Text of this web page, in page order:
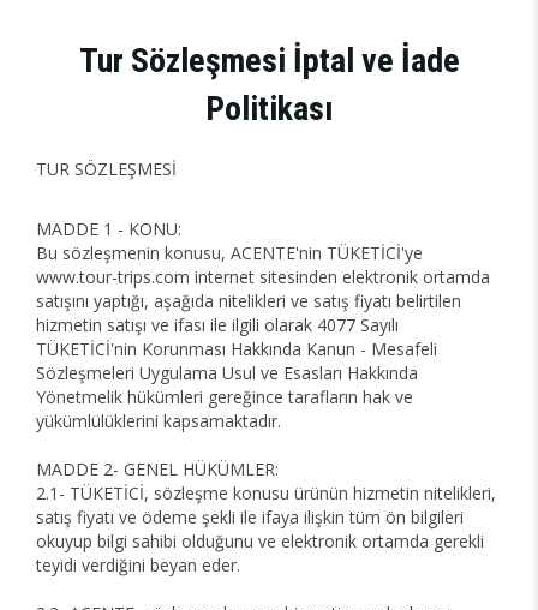
Tur Sözleşmesi İptal ve İade
Politikası
TUR SÖZLEŞMESİ
MADDE 1 - KONU:
Bu sözleşmenin konusu, ACENTE'nin TÜKETİCİ'ye
www.tour-trips.com internet sitesinden elektronik ortamda
satışını yaptığı, aşağıda nitelikleri ve satış fiyatı belirtilen
hizmetin satışı ve ifası ile ilgili olarak 4077 Sayılı
TÜKETİCİ'nin Korunması Hakkında Kanun - Mesafeli
Sözleşmeleri Uygulama Usul ve Esasları Hakkında
Yönetmelik hükümleri gereğince tarafların hak ve
yükümlülüklerini kapsamaktadır.
MADDE 2- GENEL HÜKÜMLER:
2.1- TÜKETİCİ, sözleşme konusu ürünün hizmetin nitelikleri,
satış fiyatı ve ödeme şekli ile ifaya ilişkin tüm ön bilgileri
okuyup bilgi sahibi olduğunu ve elektronik ortamda gerekli
teyidi verdiğini beyan eder.